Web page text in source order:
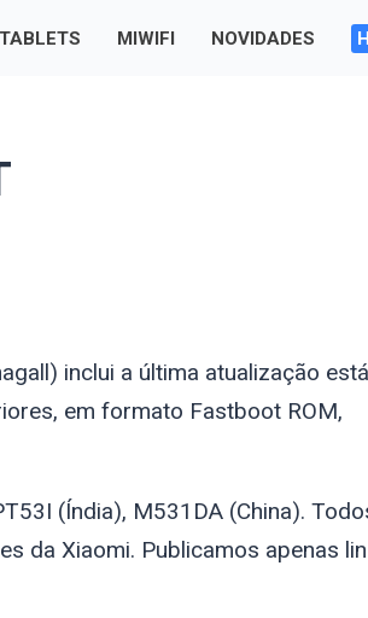
TABLETS MIWIFI NOVIDADES
) inclui a última atualização
em formato Fastboot ROM,
(Índia), M531DA (China).
da Xiaomi. Publicamos apenas